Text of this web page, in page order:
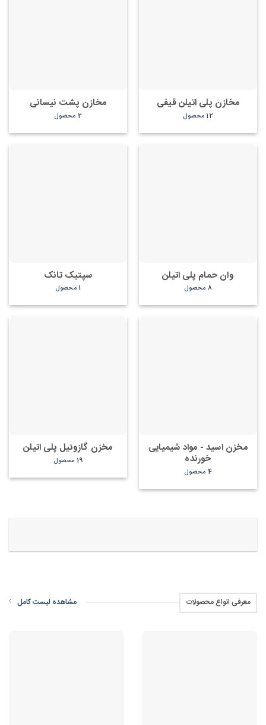
مخازن پلی اتیلن قیفی
12 محصول
مخازن پشت نیسانی
2 محصول
وان حمام پلی اتیلن
8 محصول
سپتیک تانک
1 محصول
مخزن اسید - مواد شیمیایی
خورنده
4 محصول
مخزن گازوئیل پلی اتیلن
19 محصول
معرفی انواع محصولات مشاهده لیست کامل